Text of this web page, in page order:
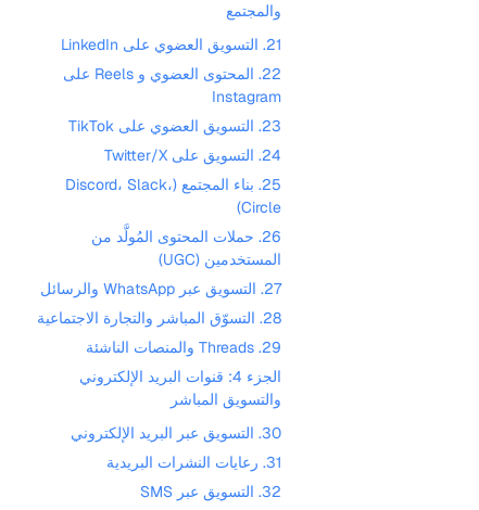
والمجتمع
21. التسويق العضوي على LinkedIn
22. المحتوى العضوي و Reels على
Instagram
23. التسويق العضوي على TikTok
24. التسويق على Twitter/X
25. بناء المجتمع (Discord، Slack،
Circle)
26. حملات المحتوى المُولَّد من
المستخدمين (UGC)
27. التسويق عبر WhatsApp والرسائل
28. التسوّق المباشر والتجارة الاجتماعية
29. Threads والمنصات الناشئة
الجزء 4: قنوات البريد الإلكتروني
والتسويق المباشر
30. التسويق عبر البريد الإلكتروني
31. رعايات النشرات البريدية
32. التسويق عبر SMS